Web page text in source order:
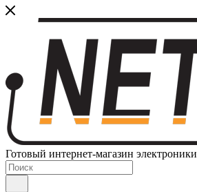
Готовый интернет-магазин электроники